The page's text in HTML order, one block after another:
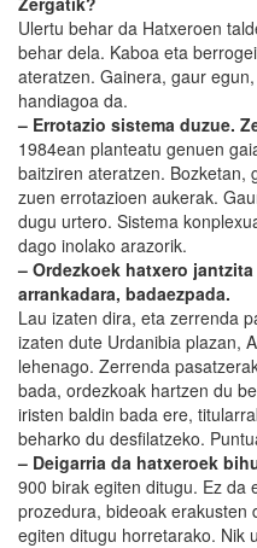
Ulertu behar da Hatxeroen
behar dela. Kaboa eta
ateratzen. Gainera, gaur
handiagoa da.
– Errotazio sistema duzue.
1984ean planteatu genuen
baitziren ateratzen. Bozketan,
zuen errotazioen aukerak.
dugu urtero. Sistema
dago inolako arazorik.
– Ordezkoek hatxero
arrankadara, badaezpada.
Lau izaten dira, eta zerrenda
izaten dute Urdanibia plazan,
lehenago. Zerrenda
bada, ordezkoak hartzen du
iristen baldin bada ere,
beharko du desfilatzeko.
– Deigarria da hatxeroek
900 birak egiten ditugu. Ez da
prozedura, bideoak erakusten
egiten ditugu horretarako. Nik